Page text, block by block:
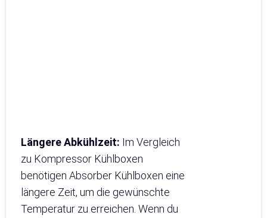
Längere Abkühlzeit: Im Vergleich
zu Kompressor Kühlboxen
benötigen Absorber Kühlboxen eine
längere Zeit, um die gewünschte
Temperatur zu erreichen. Wenn du